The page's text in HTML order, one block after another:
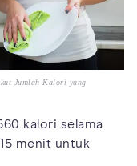
Jumlah Kalori yang
kalori selama
menit untuk